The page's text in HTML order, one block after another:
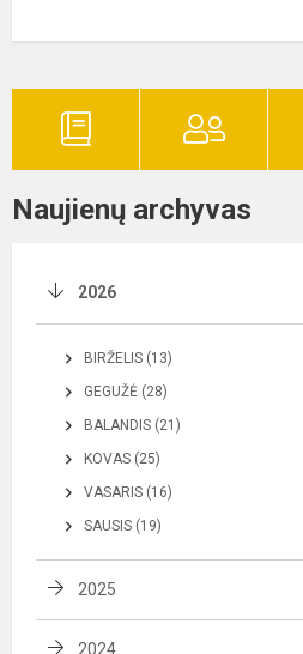
Naujienų archyvas
2026
BIRŽELIS (13)
GEGUŽĖ (28)
BALANDIS (21)
KOVAS (25)
VASARIS (16)
SAUSIS (19)
2025
2024